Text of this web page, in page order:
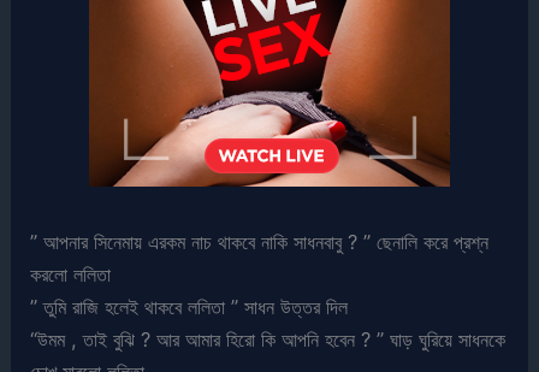
” আপনার সিনেমায় এরকম নাচ থাকবে নাকি সাধনবাবু ? ” ছেনালি করে প্রশ্ন
করলো ললিতা
” তুমি রাজি হলেই থাকবে ললিতা ” সাধন উত্তর দিল
“উমম , তাই বুঝি ? আর আমার হিরো কি আপনি হবেন ? ” ঘাড় ঘুরিয়ে সাধনকে